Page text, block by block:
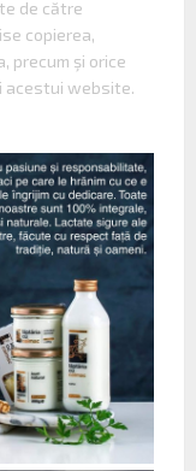
de către
copierea,
precum şi orice
acestui website.